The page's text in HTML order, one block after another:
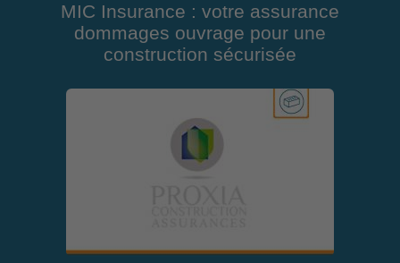
MIC Insurance : votre assurance
dommages ouvrage pour une
construction sécurisée